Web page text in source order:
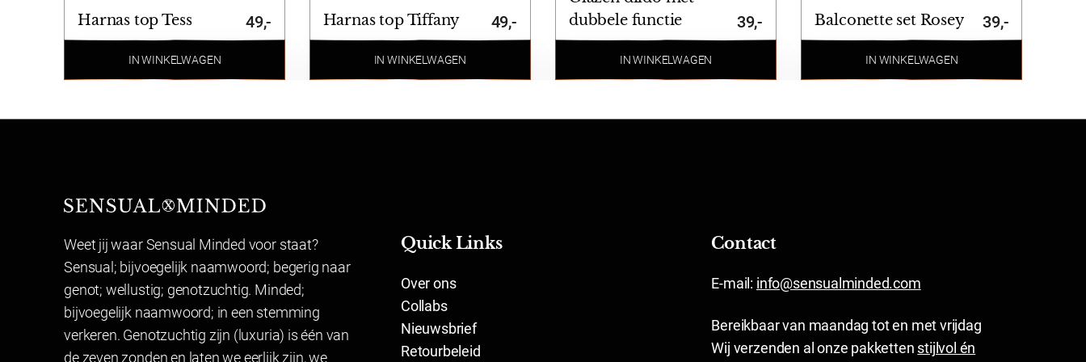
Harnas top Tess 49,-
IN WINKELWAGEN
Harnas top Tiffany 49,-
IN WINKELWAGEN
dubbele functie
39,-
IN WINKELWAGEN
Balconette set Rosey 39,-
IN WINKELWAGEN
Sensual Minded
Weet jij waar Sensual Minded voor staat?
Sensual; bijvoegelijk naamwoord; begerig naar
genot; wellustig; genotzuchtig. Minded;
bijvoegelijk naamwoord; in een stemming
verkeren. Genotzuchtig zijn (luxuria) is één van
de zeven zonden en laten we eerlijk zijn, we
Quick Links
Over ons
Collabs
Nieuwsbrief
Retourbeleid
Contact
E-mail: info@sensualminded.com
Bereikbaar van maandag tot en met vrijdag
Wij verzenden al onze pakketten stijlvol én